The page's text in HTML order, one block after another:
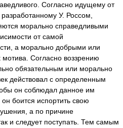
Согласно идущему от
У. Россом,
морально справедливыми
от самой
а морально добрыми или
Согласно воззрению
обязательным или морально
действовал с определенным
он соблюдал данное им
боится испортить свою
а по причине
и следует поступать. Тем самым